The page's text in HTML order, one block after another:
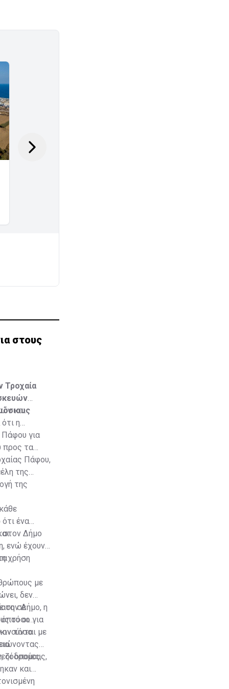
στους
Τροχαία
και
η
για
προς τα
Πάφου,
της
της
ένα
στον Δήμο
ενώ έχουν
χρήση
με
δεν
σε
τόσο για
τον Δήμο, η
οι
με
τόσο
οι οποίες,
και